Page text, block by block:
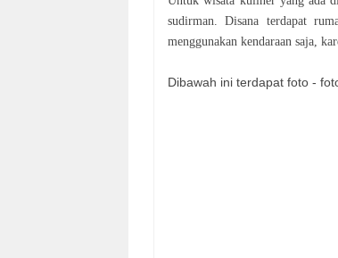
sudirman. Disana terdapat
menggunakan kendaraan saja,
Dibawah ini terdapat foto -